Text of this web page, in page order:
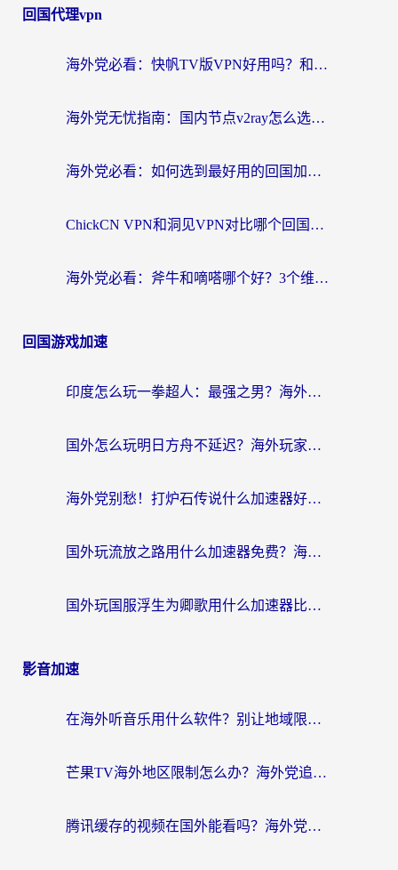
回国代理vpn
海外党必看：快帆TV版VPN好用吗？和快游VPN对比哪个回国效果更好？附实用避坑指南
海外党无忧指南：国内节点v2ray怎么选？一键回国VPN+多场景实测帮你避坑
海外党必看：如何选到最好用的回国加速器？从节点到售后的全维度指南
ChickCN VPN和洞见VPN对比哪个回国效果更好？海外党亲测3款加速器+避坑指南
海外党必看：斧牛和嘀嗒哪个好？3个维度教你选对回国加速器
回国游戏加速
印度怎么玩一拳超人：最强之男？海外党国服游戏加速避坑指南
国外怎么玩明日方舟不延迟？海外玩家国服游戏加速终极指南（附DNF梦幻诛仙解决方案）
海外党别愁！打炉石传说什么加速器好用？3个实用技巧解决国服游戏卡顿
国外玩流放之路用什么加速器免费？海外党亲测有效的国服游戏加速指南
国外玩国服浮生为卿歌用什么加速器比较好？海外党亲测不踩坑指南
影音加速
在海外听音乐用什么软件？别让地域限制断了你的华语歌单
芒果TV海外地区限制怎么办？海外党追剧看片的实用加速器选择指南
腾讯缓存的视频在国外能看吗？海外党追剧看片的终极解决方案